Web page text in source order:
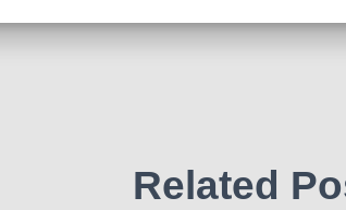
Related